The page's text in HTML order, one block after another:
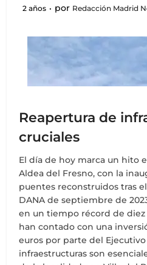
2 años por Redacción Madrid
Reapertura de
cruciales
El día de hoy marca un hito
Aldea del Fresno, con la
puentes reconstruidos tras
DANA de septiembre de
en un tiempo récord de diez
han contado con una
euros por parte del
infraestructuras son